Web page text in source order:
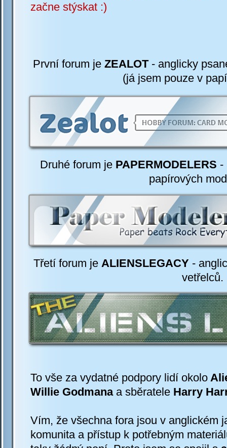
začne stýskat :)
První forum je ZEALOT - anglicky
(já jsem pouze v
Druhé forum je PAPERMODELERS -
papírových
Třetí forum je ALIENSLEGACY -
vetřelců.
To vše za vydatné podpory lidí okolo
Willie Godmana a sběratele Harry
Vím, že všechna fora jsou v anglickém
komunita a přístup k potřebným